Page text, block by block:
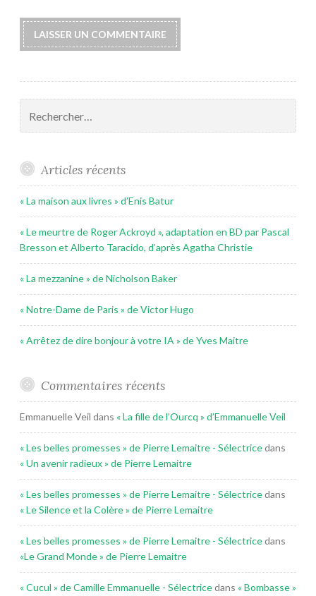
Articles récents
« La maison aux livres » d’Enis Batur
« Le meurtre de Roger Ackroyd », adaptation en BD par Pascal
Bresson et Alberto Taracido, d’après Agatha Christie
« La mezzanine » de Nicholson Baker
« Notre-Dame de Paris » de Victor Hugo
« Arrêtez de dire bonjour à votre IA » de Yves Maitre
Commentaires récents
Emmanuelle Veil dans « La fille de l’Ourcq » d’Emmanuelle Veil
« Les belles promesses » de Pierre Lemaitre - Sélectricedans
« Un avenir radieux » de Pierre Lemaitre
« Les belles promesses » de Pierre Lemaitre - Sélectricedans
« Le Silence et la Colère » de Pierre Lemaitre
« Les belles promesses » de Pierre Lemaitre - Sélectricedans
«Le Grand Monde » de Pierre Lemaitre
« Cucul » de Camille Emmanuelle - Sélectricedans « Bombasse »